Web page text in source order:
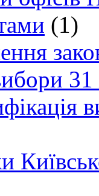
(1)